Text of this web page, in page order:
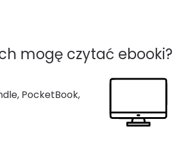
mogę czytać ebooki?
PocketBook,